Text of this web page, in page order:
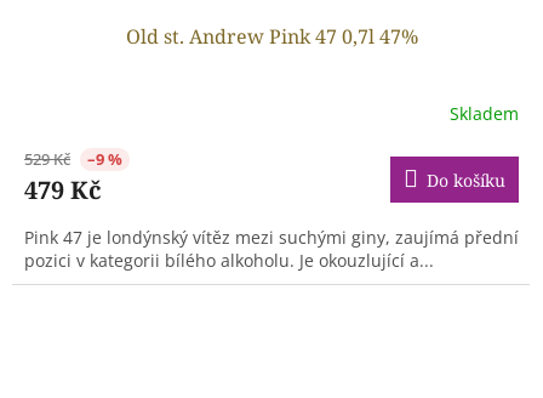
Old st. Andrew Pink 47 0,7l 47%
Skladem
529 Kč –9 %
479 Kč Do košíku
Pink 47 je londýnský vítěz mezi suchými giny, zaujímá přední
pozici v kategorii bílého alkoholu. Je okouzlující a...